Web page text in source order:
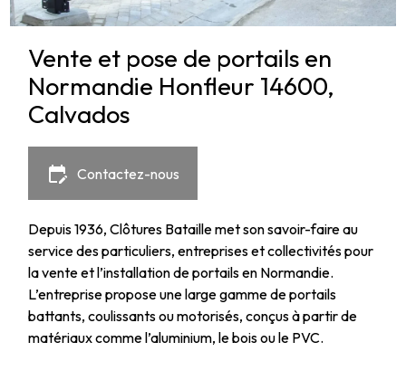
Vente et pose de portails en
Normandie Honfleur 14600,
Calvados
edit_calendar Contactez-nous
Depuis 1936, Clôtures Bataille met son savoir-faire au
service des particuliers, entreprises et collectivités pour
la vente et l’installation de portails en Normandie.
L’entreprise propose une large gamme de portails
battants, coulissants ou motorisés, conçus à partir de
matériaux comme l’aluminium, le bois ou le PVC.